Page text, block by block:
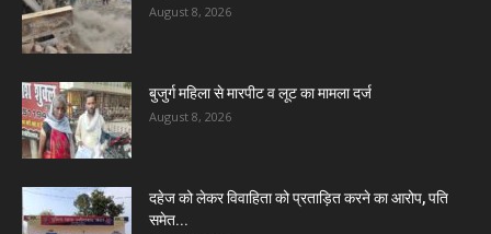
August 8, 2026
बुजुर्ग महिला से मारपीट व लूट का मामला दर्ज
August 8, 2026
दहेज को लेकर विवाहिता को प्रताड़ित करने का आरोप, पति
समेत...